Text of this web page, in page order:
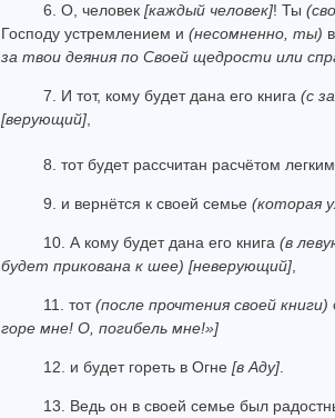
6. О, человек [каждый человек]! Ты
Господу устремлением и (несомненно, ты)
за твои деяния по Своей щедрости или
7. И тот, кому будет дана его книга (с
[верующий],
8. тот будет рассчитан расчётом легким
9. и вернётся к своей семье (которая
10. А кому будет дана его книга (в
будет прикована к шее) [неверующий]
11. тот(после прочтения своей книги)
горе мне! О, погибель мне!»]
12. и будет гореть в Огне [в Аду].
13. Ведь он в своей семье был